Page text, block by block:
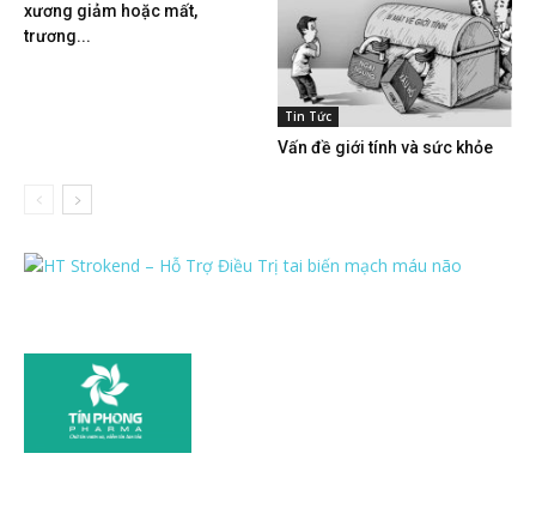
xương giảm hoặc mất,
trương...
Tin Tức
Vấn đề giới tính và sức khỏe